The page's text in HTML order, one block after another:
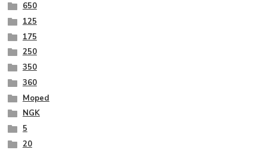
650
125
175
250
350
360
Moped
NGK
5
20